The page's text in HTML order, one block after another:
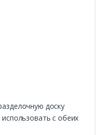
доску
с обеих